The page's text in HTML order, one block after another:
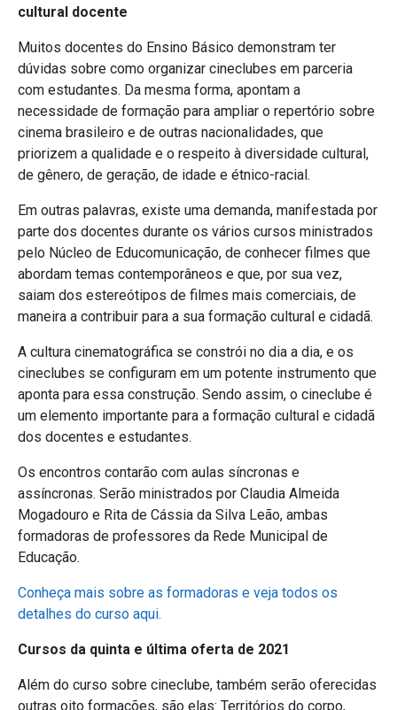
cultural docente
Muitos docentes do Ensino Básico demonstram ter
dúvidas sobre como organizar cineclubes em parceria
com estudantes. Da mesma forma, apontam a
necessidade de formação para ampliar o repertório sobre
cinema brasileiro e de outras nacionalidades, que
priorizem a qualidade e o respeito à diversidade cultural,
de gênero, de geração, de idade e étnico-racial.
Em outras palavras, existe uma demanda, manifestada por
parte dos docentes durante os vários cursos ministrados
pelo Núcleo de Educomunicação, de conhecer filmes que
abordam temas contemporâneos e que, por sua vez,
saiam dos estereótipos de filmes mais comerciais, de
maneira a contribuir para a sua formação cultural e cidadã.
A cultura cinematográfica se constrói no dia a dia, e os
cineclubes se configuram em um potente instrumento que
aponta para essa construção. Sendo assim, o cineclube é
um elemento importante para a formação cultural e cidadã
dos docentes e estudantes.
Os encontros contarão com aulas síncronas e
assíncronas. Serão ministrados por Claudia Almeida
Mogadouro e Rita de Cássia da Silva Leão, ambas
formadoras de professores da Rede Municipal de
Educação.
Conheça mais sobre as formadoras e veja todos os
detalhes do curso aqui.
Cursos da quinta e última oferta de 2021
Além do curso sobre cineclube, também serão oferecidas
outras oito formações, são elas: Territórios do corpo,